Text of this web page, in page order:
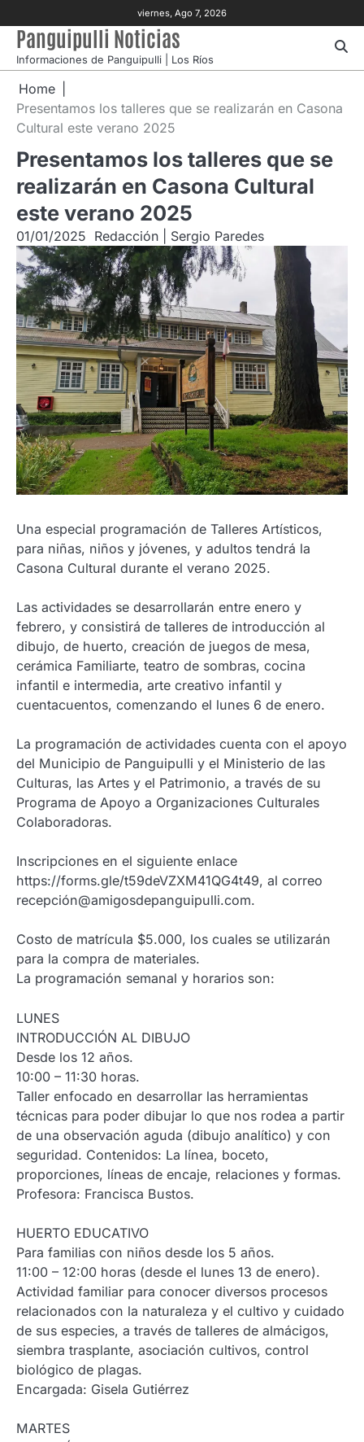
to
content
viernes, Ago 7, 2026
Panguipulli Noticias
Informaciones de Panguipulli | Los Ríos
Home
Presentamos los talleres que se realizarán en Casona
Cultural este verano 2025
Presentamos los talleres que se
realizarán en Casona Cultural
este verano 2025
01/01/2025 Redacción | Sergio Paredes
Una especial programación de Talleres Artísticos,
para niñas, niños y jóvenes, y adultos tendrá la
Casona Cultural durante el verano 2025.
Las actividades se desarrollarán entre enero y
febrero, y consistirá de talleres de introducción al
dibujo, de huerto, creación de juegos de mesa,
cerámica Familiarte, teatro de sombras, cocina
infantil e intermedia, arte creativo infantil y
cuentacuentos, comenzando el lunes 6 de enero.
La programación de actividades cuenta con el apoyo
del Municipio de Panguipulli y el Ministerio de las
Culturas, las Artes y el Patrimonio, a través de su
Programa de Apoyo a Organizaciones Culturales
Colaboradoras.
Inscripciones en el siguiente enlace
https://forms.gle/t59deVZXM41QG4t49, al correo
recepción@amigosdepanguipulli.com.
Costo de matrícula $5.000, los cuales se utilizarán
para la compra de materiales.
La programación semanal y horarios son:
LUNES
INTRODUCCIÓN AL DIBUJO
Desde los 12 años.
10:00 – 11:30 horas.
Taller enfocado en desarrollar las herramientas
técnicas para poder dibujar lo que nos rodea a partir
de una observación aguda (dibujo analítico) y con
seguridad. Contenidos: La línea, boceto,
proporciones, líneas de encaje, relaciones y formas.
Profesora: Francisca Bustos.
HUERTO EDUCATIVO
Para familias con niños desde los 5 años.
11:00 – 12:00 horas (desde el lunes 13 de enero).
Actividad familiar para conocer diversos procesos
relacionados con la naturaleza y el cultivo y cuidado
de sus especies, a través de talleres de almácigos,
siembra trasplante, asociación cultivos, control
biológico de plagas.
Encargada: Gisela Gutiérrez
MARTES